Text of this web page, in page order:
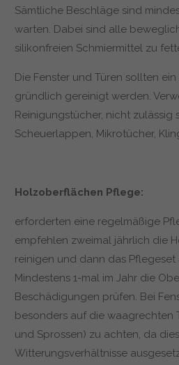
Sämtliche Beschläge sind
warten. Dabei sind alle
silikonfreien Schmiermittel zu
Die Fenster und Türen sollten
gründlich gereinigt werden.
Reinigungstücher, nicht zulässig
Scheuerlappen, Mikrotücher,
Holzoberflächen Pflege:
erforderten eine regelmäßige
empfehlen zweimal jährlich die
reinigen und dann das Pflegeset
Mindestens 1-mal im Jahr die
Beschädigungen prüfen. Bei
besonders auf die waagrechten
und Sprossen) zu achten, da
Witterungsverhältnisse